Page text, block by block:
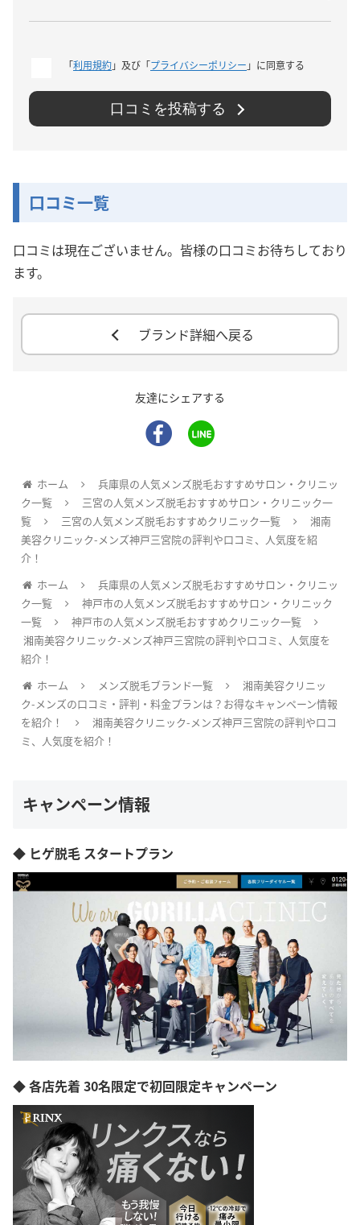
「利用規約」及び「プライバシーポリシー 」に同意する
口コミを投稿する
口コミ一覧
口コミは現在ございません。皆様の口コミお待ちしており
ます。
ブランド詳細へ戻る
友達にシェアする
ホーム
兵庫県の人気メンズ脱毛おすすめサロン・クリニッ
ク一覧
三宮の人気メンズ脱毛おすすめサロン・クリニック一
覧
三宮の人気メンズ脱毛おすすめクリニック一覧
湘南
美容クリニック-メンズ神戸三宮院の評判や口コミ、人気度を紹
介！
ホーム
兵庫県の人気メンズ脱毛おすすめサロン・クリニッ
ク一覧
神戸市の人気メンズ脱毛おすすめサロン・クリニック
一覧
神戸市の人気メンズ脱毛おすすめクリニック一覧
湘南美容クリニック-メンズ神戸三宮院の評判や口コミ、人気度を
紹介！
ホーム
メンズ脱毛ブランド一覧
湘南美容クリニッ
ク-メンズの口コミ・評判・料金プランは？お得なキャンペーン情報
を紹介！
湘南美容クリニック-メンズ神戸三宮院の評判や口コ
ミ、人気度を紹介！
キャンペーン情報
◆ ヒゲ脱毛 スタートプラン
◆ 各店先着 30名限定で初回限定キャンペーン